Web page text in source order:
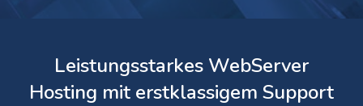
Leistungsstarkes WebServer
Hosting mit erstklassigem Support